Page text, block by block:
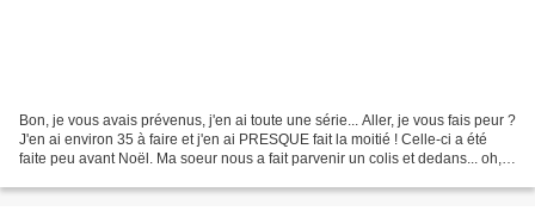
Bon, je vous avais prévenus, j'en ai toute une série... Aller, je vous fais peur ?
J'en ai environ 35 à faire et j'en ai PRESQUE fait la moitié ! Celle-ci a été
faite peu avant Noël. Ma soeur nous a fait parvenir un colis et dedans... oh,